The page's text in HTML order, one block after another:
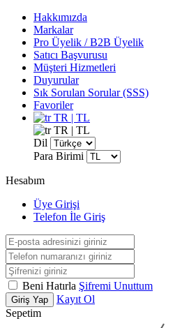
Hakkımızda
Markalar
Pro Üyelik / B2B Üyelik
Satıcı Başvurusu
Müşteri Hizmetleri
Duyurular
Sık Sorulan Sorular (SSS)
Favoriler
TR | TL
TR | TL
Dil
Para Birimi
Hesabım
Üye Girişi
Telefon İle Giriş
Beni Hatırla Şifremi Unuttum
Giriş Yap
Kayıt Ol
Sepetim